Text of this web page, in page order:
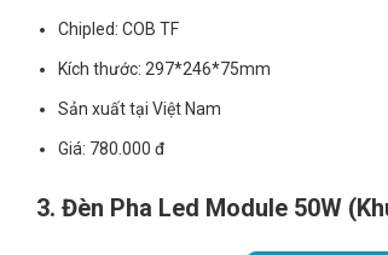
Chipled: COB TF
Kích thước: 297*246*75mm
Sản xuất tại Việt Nam
Giá: 780.000 đ
3. Đèn Pha Led Module 50W